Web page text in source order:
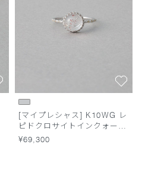
[マイプレシャス] K10WG レ
ピドクロサイトインクォーツ
リング
¥69,300